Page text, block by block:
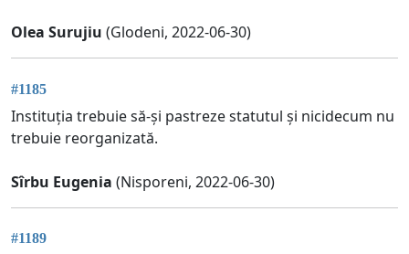
Olea Surujiu (Glodeni, 2022-06-30)
#1185
Instituția trebuie să-și pastreze statutul și nicidecum nu
trebuie reorganizată.
Sîrbu Eugenia (Nisporeni, 2022-06-30)
#1189